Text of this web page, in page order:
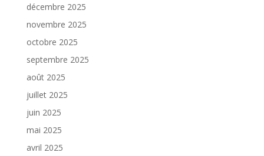
décembre 2025
novembre 2025
octobre 2025
septembre 2025
août 2025
juillet 2025
juin 2025
mai 2025
avril 2025